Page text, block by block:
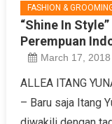
FASHION &
“Shine In
Perempuan
March 17, 2018
ALLEA ITANG
– Baru saja Itang